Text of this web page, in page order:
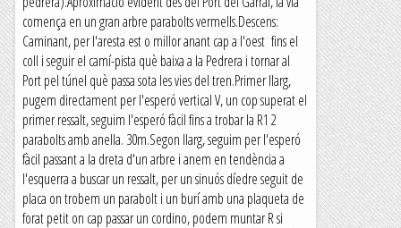
comença en un gran arbre parabolts vermells.Descens:
Caminant, per l'aresta est o millor anant cap a l'oest fins el
coll i seguir el camí-pista què baixa a la Pedrera i tornar al
Port pel túnel què passa sota les vies del tren.Primer llarg,
pugem directament per l'esperó vertical V, un cop superat el
primer ressalt, seguim l'esperó fàcil fins a trobar la R1 2
parabolts amb anella. 30m.Segon llarg, seguim per l'esperó
fàcil passant a la dreta d'un arbre i anem en tendència a
l'esquerra a buscar un ressalt, per un sinuós díedre seguit de
placa on trobem un parabolt i un burí amb una plaqueta de
forat petit on cap passar un cordino, podem muntar R si